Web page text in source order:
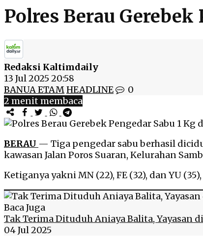
Polres Berau Gerebek
Redaksi Kaltimdaily
13 Jul 2025 20:58
BANUA ETAMHEADLINE
0
2 menit membaca
BERAU — Tiga pengedar sabu berhasil
kawasan Jalan Poros Suaran, Kelurahan
Ketiganya yakni MN (22), FE (32), dan YU
Baca Juga
Tak Terima Dituduh Aniaya Balita, Yayasan
04 Jul 2025